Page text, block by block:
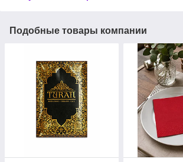
Подобные товары компании